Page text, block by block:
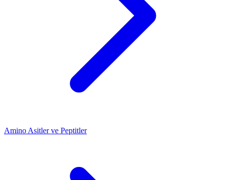
Amino Asitler ve Peptitler